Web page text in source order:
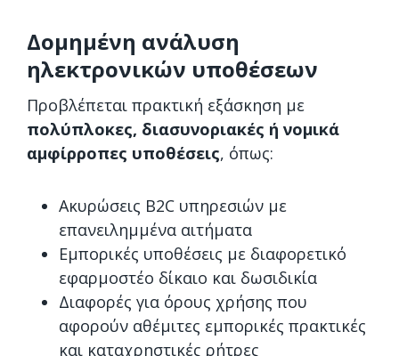
Δομημένη ανάλυση
ηλεκτρονικών υποθέσεων
Προβλέπεται πρακτική εξάσκηση με
πολύπλοκες, διασυνοριακές ή νομικά
αμφίρροπες υποθέσεις, όπως:
Ακυρώσεις B2C υπηρεσιών με
επανειλημμένα αιτήματα
Εμπορικές υποθέσεις με διαφορετικό
εφαρμοστέο δίκαιο και δωσιδικία
Διαφορές για όρους χρήσης που
αφορούν αθέμιτες εμπορικές πρακτικές
και καταχρηστικές ρήτρες